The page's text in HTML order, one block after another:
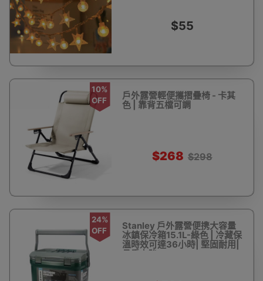
$55
10%
OFF
戶外露營輕便攜摺疊椅 - 卡其
色 | 靠背五檔可調
$268 $298
24%
OFF
Stanley 戶外露營便携大容量
冰鎮保冷箱15.1L-綠色 | 冷藏保
溫時效可達36小時| 堅固耐用|
承重力強